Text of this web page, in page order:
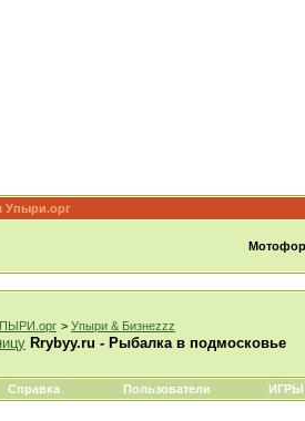
Упыри.орг
> Упыри & Бизнеzzz
Rrybyy.ru - Рыбалка в подмосковье
Справка Пользователи ИГРЫ